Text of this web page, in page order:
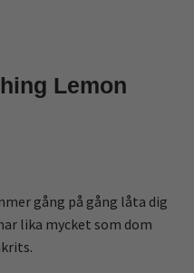
Lemon
gång på gång låta dig
lika mycket som dom